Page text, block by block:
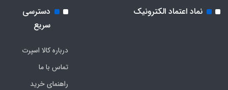
نماد اعتماد الکترونیک
دسترسی
سریع
درباره کالا اسپرت
تماس با ما
راهنمای خرید